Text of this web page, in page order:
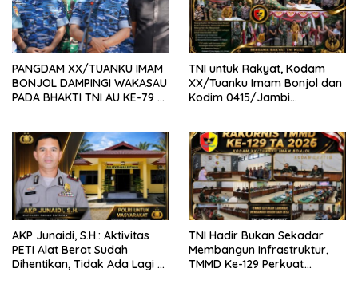
PANGDAM XX/TUANKU IMAM
BONJOL DAMPINGI WAKASAU
PADA BHAKTI TNI AU KE-79 DI
TNI untuk Rakyat, Kodam
XX/Tuanku Imam Bonjol dan
Kodim 0415/Jambi
Batang Hari
AKP Junaidi, S.H.: Aktivitas
PETI Alat Berat Sudah
Dihentikan, Tidak Ada Lagi di
TNI Hadir Bukan Sekadar
Membangun Infrastruktur,
TMMD Ke-129 Perkuat